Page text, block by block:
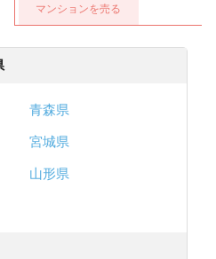
マンションを売る
青森県
宮城県
山形県